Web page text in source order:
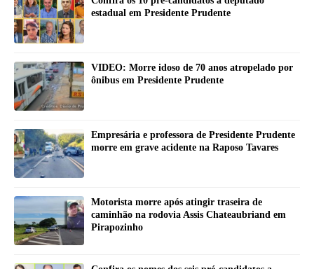
estadual em Presidente Prudente
VIDEO: Morre idoso de 70 anos atropelado por
ônibus em Presidente Prudente
Empresária e professora de Presidente Prudente
morre em grave acidente na Raposo Tavares
Motorista morre após atingir traseira de
caminhão na rodovia Assis Chateaubriand em
Pirapozinho